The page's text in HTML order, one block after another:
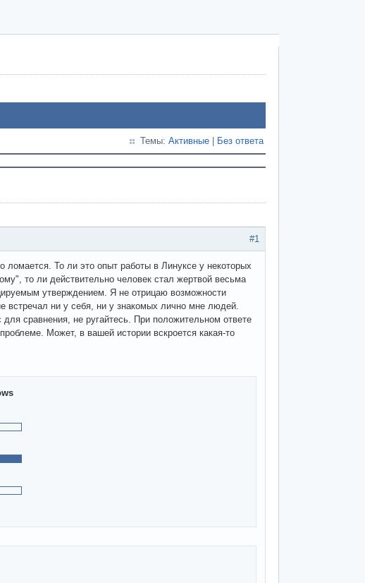
Темы: Активные Без ответа
#1
ломается. То ли это опыт работы в Линуксе у некоторых
то ли действительно человек стал жертвой весьма
утверждением. Я не отрицаю возможности
встречал ни у себя, ни у знакомых лично мне людей.
сравнения, не ругайтесь. При положительном ответе
Может, в вашей истории вскроется какая-то